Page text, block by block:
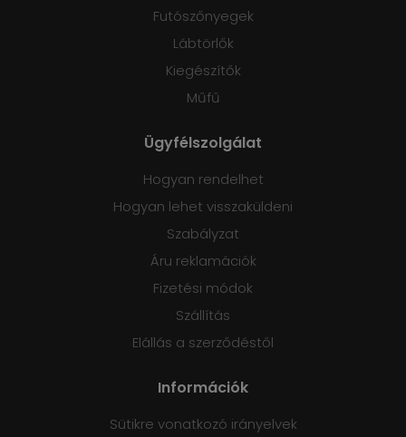
Futószőnyegek
Lábtörlők
Kiegészítők
Műfű
Ügyfélszolgálat
Hogyan rendelhet
Hogyan lehet visszaküldeni
Szabályzat
Áru reklamációk
Fizetési módok
Szállítás
Elállás a szerződéstől
Információk
Sütikre vonatkozó irányelvek